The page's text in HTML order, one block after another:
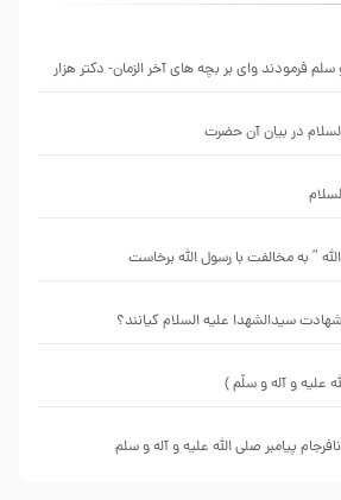
سلم فرمودند وای بر بچه های آخر الزمان- دکتر هزار
در بیان آن حضرت
” به مخالفت با رسول اللّه برخاست
سیدالشهدا علیه ‌السلام کیانند؟
علیه و آله و سلّم )
پیامبر صلی الله علیه و آله و سلم